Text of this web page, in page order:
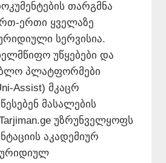
თარგმნა
ერთი ყველაზე
სერვისია.
უწყებები და
პლატფორმები
Assist) მკაცრ
მასალების
უზრუნველყოფს
აკადემიურ